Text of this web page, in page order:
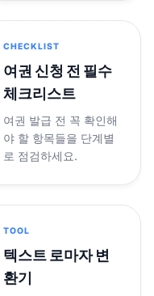
CHECKLIST
여권 신청 전 필수
체크리스트
여권 발급 전 꼭 확인해
야 할 항목들을 단계별
로 점검하세요.
TOOL
텍스트 로마자 변
환기